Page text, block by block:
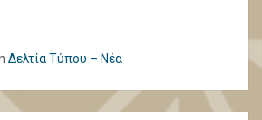
Δελτία Τύπου – Νέα